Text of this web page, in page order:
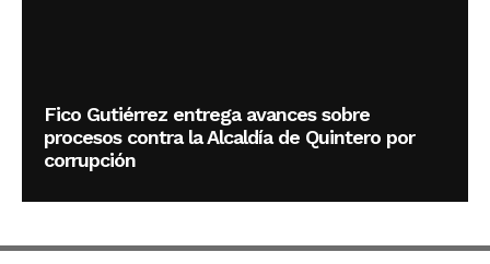
Fico Gutiérrez entrega avances sobre
procesos contra la Alcaldía de Quintero por
corrupción